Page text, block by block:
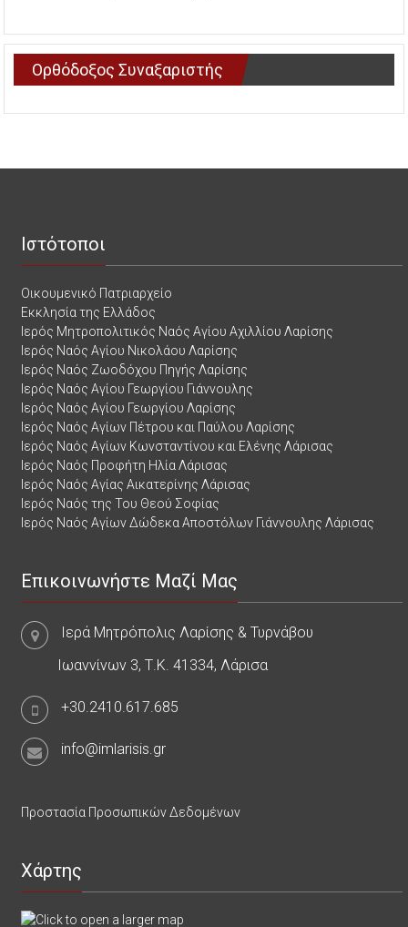
Ορθόδοξος Συναξαριστής
Ιστότοποι
Οικουμενικό Πατριαρχείο
Εκκλησία της Ελλάδος
Ιερός Μητροπολιτικός Ναός Αγίου Αχιλλίου Λαρίσης
Ιερός Ναός Αγίου Νικολάου Λαρίσης
Ιερός Ναός Ζωοδόχου Πηγής Λαρίσης
Ιερός Ναός Αγίου Γεωργίου Γιάννουλης
Ιερός Ναός Αγίου Γεωργίου Λαρίσης
Ιερός Ναός Αγίων Πέτρου και Παύλου Λαρίσης
Ιερός Ναός Αγίων Κωνσταντίνου και Ελένης Λάρισας
Ιερός Ναός Προφήτη Ηλία Λάρισας
Ιερός Ναός Αγίας Αικατερίνης Λάρισας
Ιερός Ναός της Του Θεού Σοφίας
Ιερός Ναός Αγίων Δώδεκα Αποστόλων Γιάννουλης Λάρισας
Επικοινωνήστε Μαζί Μας
Ιερά Μητρόπολις Λαρίσης & Τυρνάβου
Ιωαννίνων 3, Τ.Κ. 41334, Λάρισα
+30.2410.617.685
info@imlarisis.gr
Προστασία Προσωπικών Δεδομένων
Χάρτης